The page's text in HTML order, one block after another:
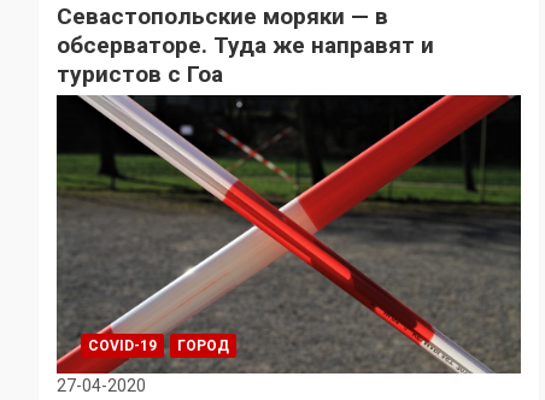
Севастопольские моряки — в
обсерваторе. Туда же направят и
туристов с Гоа
COVID-19 ГОРОД
27-04-2020